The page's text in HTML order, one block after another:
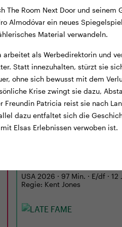
TICKETS TRAILER
USA 2026 · 97 Min. · E/df · 12
Regie: Kent Jones
The Room Next Door und seinem
Almodóvar ein neues
Material verwandeln.
arbeitet als Werbedirektorin und
Statt innezuhalten, stürzt sie
ohne sich bewusst mit dem
Krise zwingt sie dazu,
Freundin Patricia reist sie nach
dazu entfaltet sich die
Elsas Erlebnissen verwoben ist.